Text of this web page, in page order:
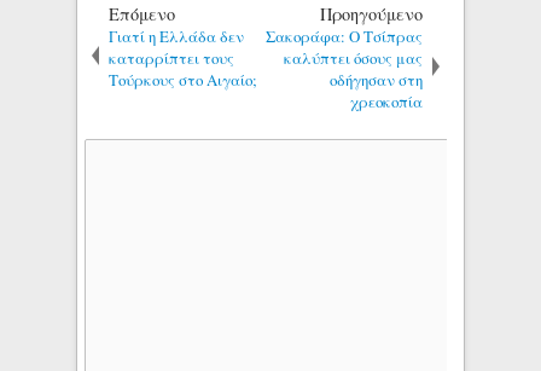
Επόμενο
Γιατί η Ελλάδα δεν
καταρρίπτει τους
Τούρκους στο Αιγαίο;
Προηγούμενο
Σακοράφα: Ο Τσίπρας
καλύπτει όσους μας
οδήγησαν στη
χρεοκοπία